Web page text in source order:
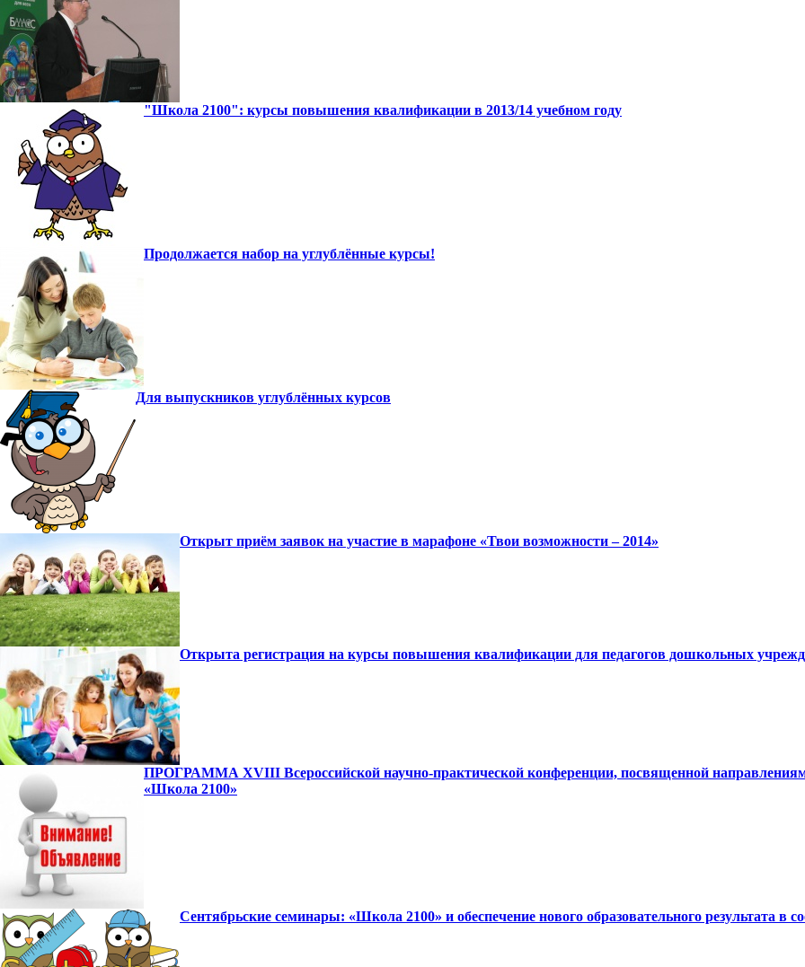
"Школа 2100": курсы повышения квалификации в 2013/14 учебном году
Продолжается набор на углублённые курсы!
Для выпускников углублённых курсов
Открыт приём заявок на участие в марафоне «Твои возможности – 2014»
Открыта регистрация на курсы повышения квалификации для педагогов дошкольных
ПРОГРАММА XVIII Всероссийской научно-практической конференции, посвященной направлениям
«Школа 2100»
Сентябрьские семинары: «Школа 2100» и обеспечение нового образовательного результата в